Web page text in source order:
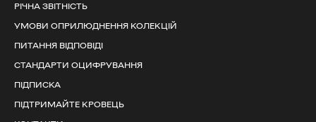
РІЧНА ЗВІТНІСТЬ
УМОВИ ОПРИЛЮДНЕННЯ КОЛЕКЦІЙ
ПИТАННЯ ВІДПОВІДІ
СТАНДАРТИ ОЦИФРУВАННЯ
ПІДПИСКА
ПІДТРИМАЙТЕ КРОВЕЦЬ